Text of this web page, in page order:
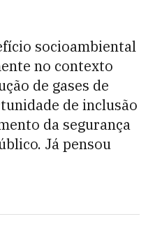
socioambiental
no contexto
de gases de
de inclusão
da segurança
Já pensou